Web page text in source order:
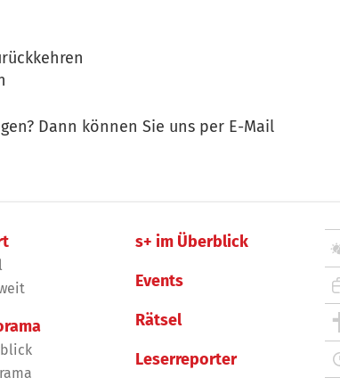
Dann können Sie uns per E-Mail
s+ im Überblick
Events
Rätsel
Leserreporter